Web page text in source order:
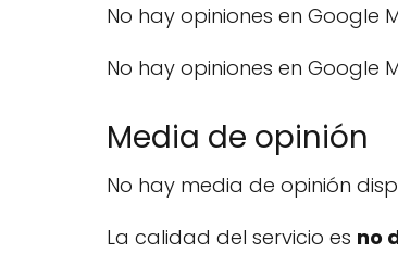
No hay opiniones en Google
No hay opiniones en Google
Media de opinión
No hay media de opinión
La calidad del servicio es no